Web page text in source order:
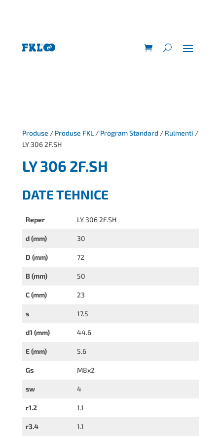
Produse / Produse FKL/ Program Standard / Rulmenti /
LY 306 2F.SH
LY 306 2F.SH
DATE TEHNICE
Reper LY 306 2F.SH
d (mm) 30
D (mm) 72
B (mm) 50
C (mm) 23
s 17.5
d1 (mm) 44.6
E (mm) 5.6
Gs M8x2
sw 4
r1.2 1.1
r3.4 1.1